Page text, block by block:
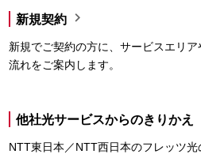
新規契約 
新規でご契約の方に、サービスエリ
流れをご案内します。
他社光サービスからのきりかえ
NTT東日本／NTT西日本のフレッツ